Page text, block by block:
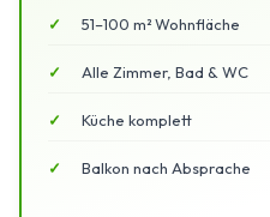
51–100 m² Wohnfläche
Alle Zimmer, Bad & WC
Küche komplett
Balkon nach Absprache